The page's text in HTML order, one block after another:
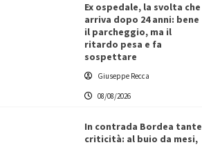
Ex ospedale, la svolta che
arriva dopo 24 anni: bene
il parcheggio, ma il
ritardo pesa e fa
sospettare
Giuseppe Recca
08/08/2026
In contrada Bordea tante
criticità: al buio da mesi,